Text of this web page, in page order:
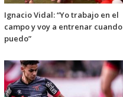
Ignacio Vidal: “Yo trabajo en el
campo y voy a entrenar cuando
puedo”